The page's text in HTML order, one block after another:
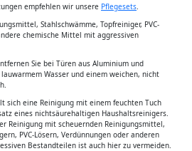
empfehlen wir unsere Pflegesets.
Stahlschwämme, Topfreiniger, PVC-
chemische Mittel mit aggressiven
Sie bei Türen aus Aluminium und
Wasser und einem weichen, nicht
sich eine Reinigung mit einem feuchten Tuch
eines nichtsäurehaltigen Haushaltsreinigers.
Reinigung mit scheuernden Reinigungsmittel,
PVC-Lösern, Verdünnungen oder anderen
Bestandteilen ist auch hier zu vermeiden.